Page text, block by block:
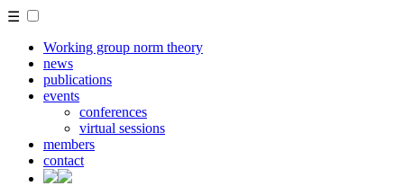
☰
Working group norm theory
news
publications
events
conferences
virtual sessions
members
contact